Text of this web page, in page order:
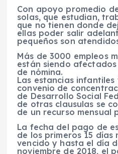
Con apoyo promedio
solas, que estudian,
que no tienen donde
ellas poder salir
pequeños son
Más de 3000 empleos
están siendo
de nómina.
Las estancias
convenio de
de Desarrollo Social
de otras clausulas se
de un recurso mensual
La fecha del pago de
de los primeros 15 días
vencido y hasta el día
noviembre de 2018, el